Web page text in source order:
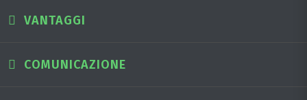
VANTAGGI
COMUNICAZIONE